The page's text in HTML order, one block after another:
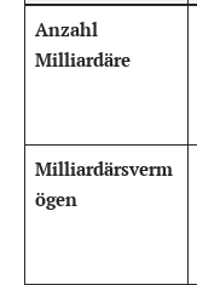
Anzahl
Milliardäre
Milliardärsverm
ögen